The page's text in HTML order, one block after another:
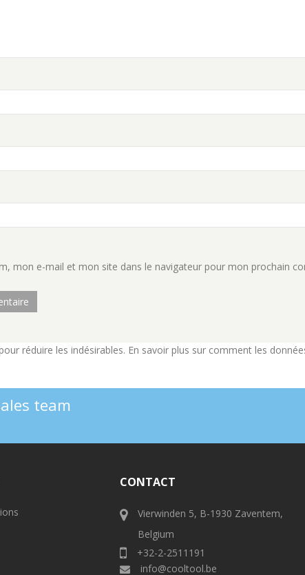
mon e-mail et mon site dans le navigateur pour mon prochain
réduire les indésirables. En savoir plus sur comment les
team
CONTACT
Vierwinden 5, B-1930 Zaventem,
Belgium
+32-2-2511191
info@cooltool.be